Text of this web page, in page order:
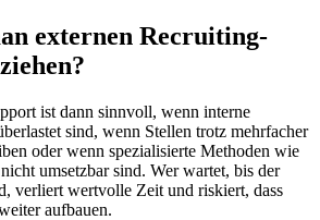
externen Recruiting-
ist dann sinnvoll, wenn interne
sind, wenn Stellen trotz mehrfacher
oder wenn spezialisierte Methoden wie
umsetzbar sind. Wer wartet, bis der
verliert wertvolle Zeit und riskiert, dass
aufbauen.